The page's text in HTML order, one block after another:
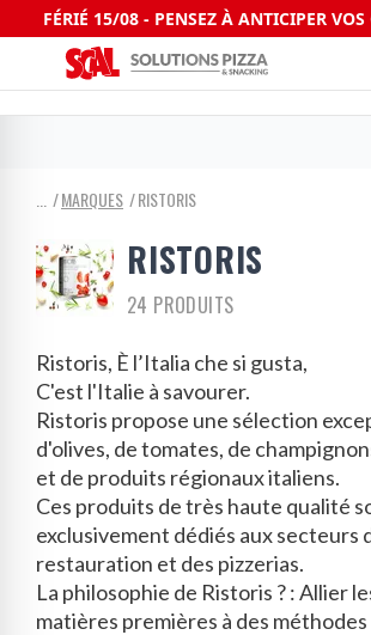
FÉRIÉ 15/08 - PENSEZ À ANTICIPER
MARQUES RISTORIS
RISTORIS
24 PRODUITS
Ristoris, È l’Italia che si gusta,
C'est l'Italie à savourer.
Ristoris propose une sélection
d'olives, de tomates, de
et de produits régionaux italiens.
Ces produits de très haute qualité
exclusivement dédiés aux secteurs
restauration et des pizzerias.
La philosophie de Ristoris ? : Allier
matières premières à des